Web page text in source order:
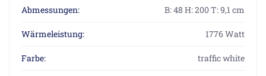
Abmessungen: B: 48 H: 200 T: 9,1 cm
Wärmeleistung: 1776 Watt
Farbe: traffic white